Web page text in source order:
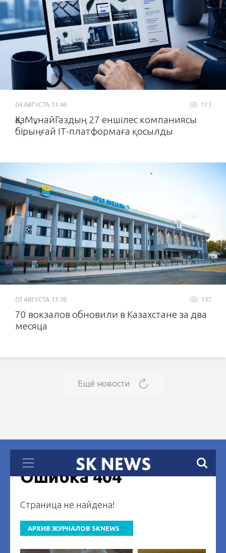
173
04 АВГУСТА 11:46
ҚазМұнайГаздың 27 еншілес компаниясы
бірыңғай IT-платформаға қосылды
197
03 АВГУСТА 13:36
70 вокзалов обновили в Казахстане за два
месяца
Ещё новости